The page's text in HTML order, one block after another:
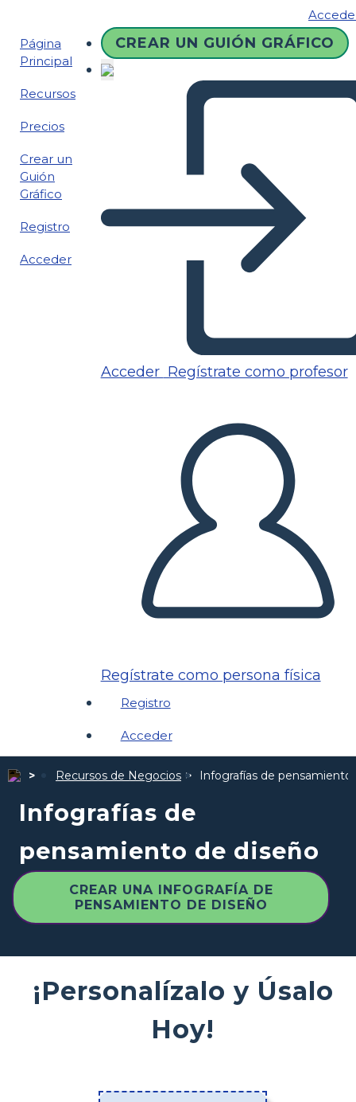
Página
Principal
Recursos
Precios
Crear un
Guión
Gráfico
Registro
Acceder
CREAR UN GUIÓN GRÁFICO
Acceder Regístrate como profesor
Regístrate como persona física
Registro
Acceder
Recursos de Negocios Infografías de pensamiento
Infografías de
pensamiento de diseño
CREAR UNA INFOGRAFÍA DE
PENSAMIENTO DE DISEÑO
¡Personalízalo y Úsalo
Hoy!